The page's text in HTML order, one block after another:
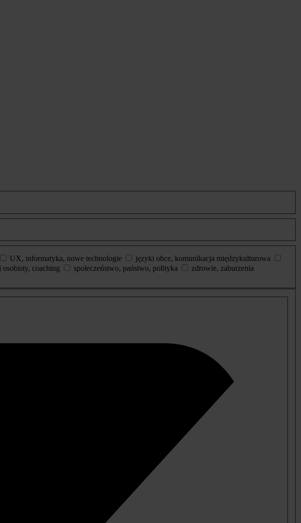
UX, informatyka, nowe technologie
języki obce, komunikacja międzykulturowa
osobisty, coaching społeczeństwo, państwo, polityka
zdrowie, zaburzenia